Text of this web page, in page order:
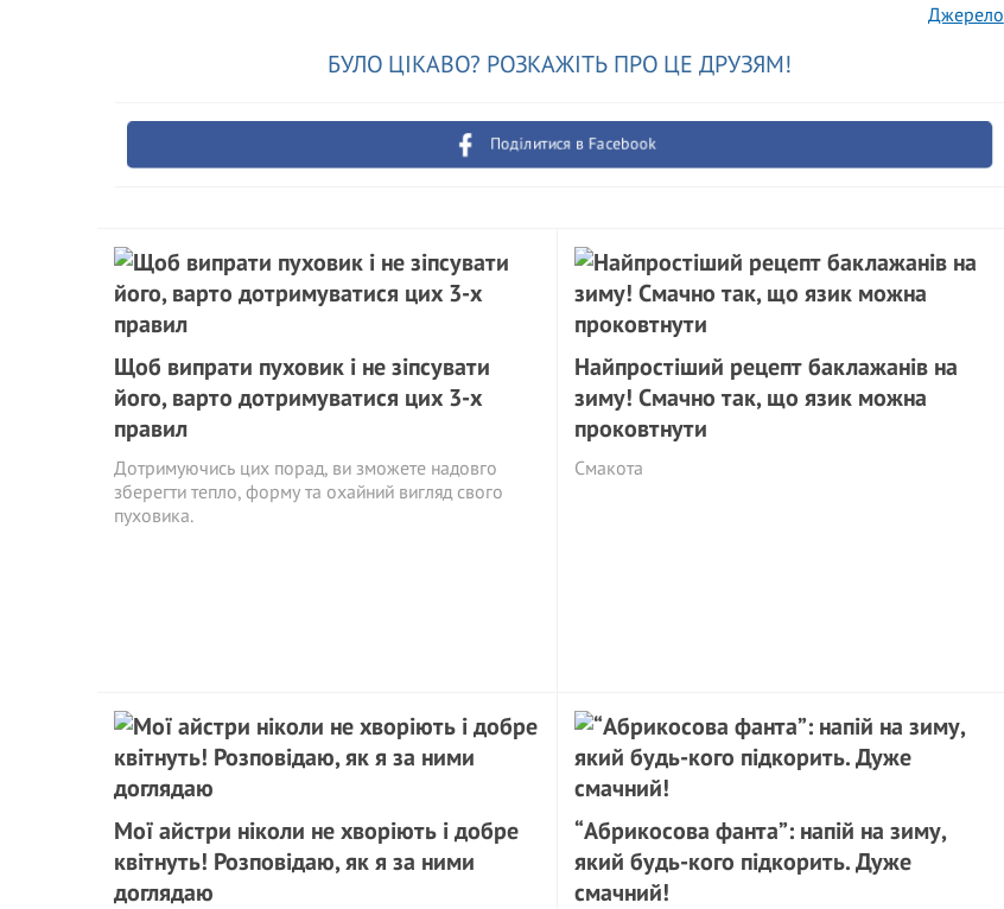
Джерело
БУЛО ЦІКАВО? РОЗКАЖІТЬ ПРО ЦЕ ДРУЗЯМ!
Поділитися в Facebook
Щоб випрати пуховик і не зіпсувати
його, варто дотримуватися цих 3-х
правил
Дотримуючись цих порад, ви зможете надовго
зберегти тепло, форму та охайний вигляд свого
пуховика.
Найпростіший рецепт баклажанів на
зиму! Смачно так, що язик можна
проковтнути
Смакота
Мої айстри ніколи не хворіють і добре
квітнуть! Розповiдаю, як я за ними
доглядаю
“Абрикосова фанта”: напій на зиму,
який будь-кого підкорить. Дуже
смачний!